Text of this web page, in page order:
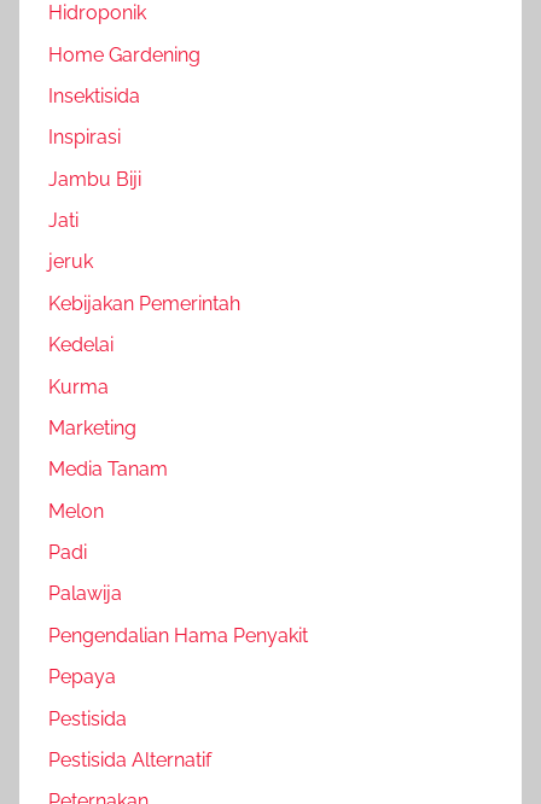
Hidroponik
Home Gardening
Insektisida
Inspirasi
Jambu Biji
Jati
jeruk
Kebijakan Pemerintah
Kedelai
Kurma
Marketing
Media Tanam
Melon
Padi
Palawija
Pengendalian Hama Penyakit
Pepaya
Pestisida
Pestisida Alternatif